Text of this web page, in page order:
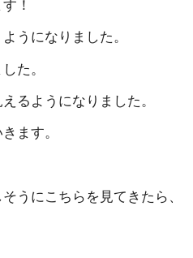
！
うになりました。
た。
るようになりました。
ます。
うにこちらを見てきたら、